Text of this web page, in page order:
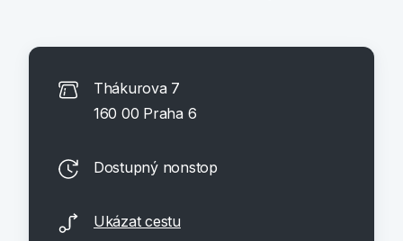
Thákurova 7
160 00 Praha 6
Dostupný nonstop
Ukázat cestu